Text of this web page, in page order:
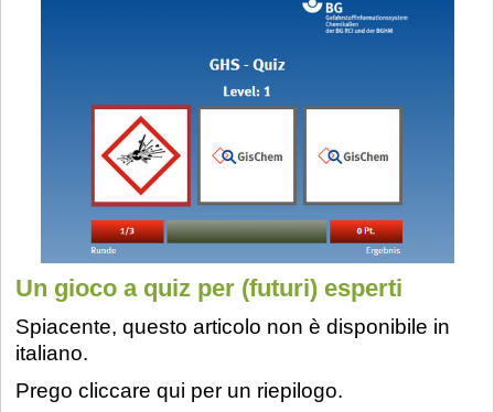
Un gioco a quiz per (futuri) esperti
Spiacente, questo articolo non è disponibile in
italiano.
Prego cliccare qui per un riepilogo.